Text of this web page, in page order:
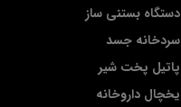
دستگاه بستنی ساز
سردخانه جسد
پاتیل پخت شیر
یخچال داروخانه